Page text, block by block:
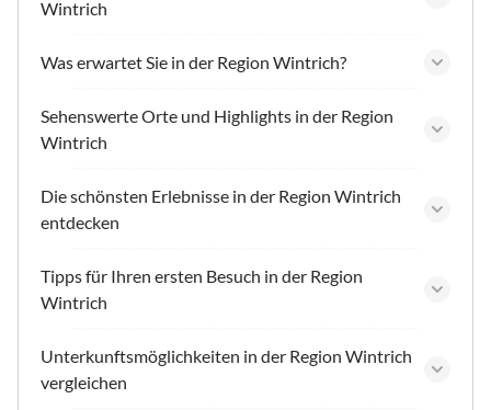
Wintrich
Was erwartet Sie in der Region Wintrich?
Sehenswerte Orte und Highlights in der Region
Wintrich
Die schönsten Erlebnisse in der Region Wintrich
entdecken
Tipps für Ihren ersten Besuch in der Region
Wintrich
Unterkunftsmöglichkeiten in der Region Wintrich
vergleichen